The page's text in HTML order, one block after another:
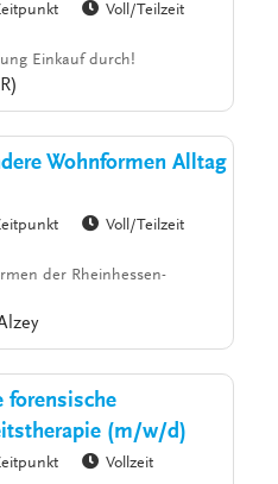
Voll/Teilzeit
Einkauf durch!
Wohnformen Alltag
Voll/Teilzeit
der Rheinhessen-
forensische
(m/w/d)
Vollzeit